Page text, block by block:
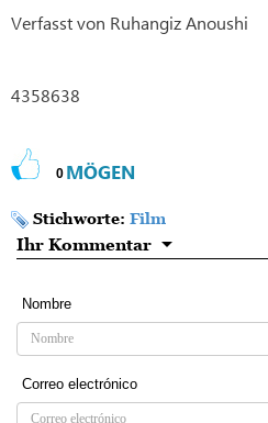
Verfasst von Ruhangiz Anoushi
4358638
0 MÖGEN
Stichworte: Film
Ihr Kommentar
Nombre
Correo electrónico